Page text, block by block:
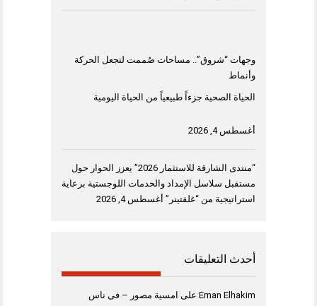
وجهات “شروق”.. مساحات صُممت لتجعل الحركة
وأنماط
الحياة الصحية جزءاً طبيعياً من الحياة اليومية
أغسطس 4, 2026
“منتدى الشارقة للاستثمار 2026” يعزز الحوار حول
مستقبل سلاسل الإمداد والخدمات اللوجستية برعاية
استراتيجية من “غلفتينر” أغسطس 4, 2026
أحدث التعليقات
Eman Elhakim على امسية مصور – فى ناس